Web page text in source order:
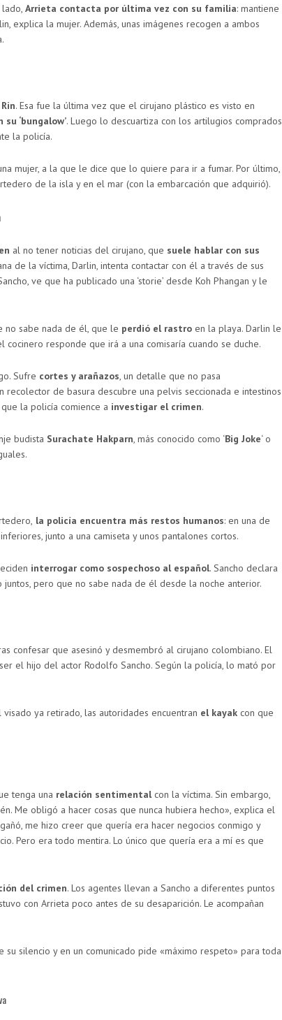
Arrieta contacta por última vez con su familia: mantiene
explica la mujer. Además, unas imágenes recogen a ambos
. Esa fue la última vez que el cirujano plástico es visto en
‘bungalow’. Luego lo descuartiza con los artilugios comprados
la policía.
mujer, a la que le dice que lo quiere para ir a fumar. Por último,
de la isla y en el mar (con la embarcación que adquirió).
al no tener noticias del cirujano, que suele hablar con sus
de la víctima, Darlin, intenta contactar con él a través de sus
ve que ha publicado una ‘storie’ desde Koh Phangan y le
no sabe nada de él, que le perdió el rastro en la playa. Darlin le
responde que irá a una comisaría cuando se duche.
Sufre cortes y arañazos, un detalle que no pasa
de basura descubre una pelvis seccionada e intestinos
la policía comience a investigar el crimen.
budista Surachate Hakparn, más conocido como ‘Big Joke‘ o
la policía encuentra más restos humanos: en una de
junto a una camiseta y unos pantalones cortos.
interrogar como sospechoso al español. Sancho declara
pero que no sabe nada de él desde la noche anterior.
confesar que asesinó y desmembró al cirujano colombiano. El
el hijo del actor Rodolfo Sancho. Según la policía, lo mató por
ya retirado, las autoridades encuentran el kayak con que
tenga una relación sentimentalcon la víctima. Sin embargo,
Me obligó a hacer cosas que nunca hubiera hecho», explica el
me hizo creer que quería era hacer negocios conmigo y
Pero era todo mentira. Lo único que quería era a mí es que
del crimen. Los agentes llevan a Sancho a diferentes puntos
con Arrieta poco antes de su desaparición. Le acompañan
su silencio y en un comunicado pide «máximo respeto» para toda